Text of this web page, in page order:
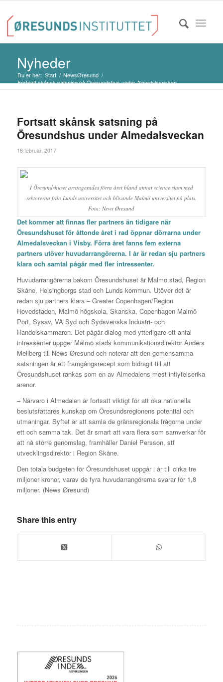
Nyheder
Du er her: Start / NewsØresund /
Fortsatt skånsk satsning på Öresundshus under Almedalsveckan
Fortsatt skånsk satsning på
Öresundshus under Almedalsveckan
18 februar, 2017
I Öresundshuset arrangerades förra året bland annat science slam med
rektorerna från Lunds universitet och blivande Malmö universitet på plats.
Foto: News Øresund
Det kommer att finnas fler partners än tidigare när
Öresundshuset för åttonde året i rad öppnar dörrarna under
Almedalsveckan i Visby. Förra året fanns fem externa
partners utöver huvudarrangörerna. I år är redan sju partners
klara och samtal pågår med fler intressenter.
Huvudarrangörerna bakom Öresundshuset är Malmö stad, Region
Skåne, Helsingborgs stad och Lunds kommun. Utöver det är
redan sju partners klara – Greater Copenhagen/Region
Hovedstaden, Malmö högskola, Skanska, Copenhagen Malmö
Port, Sysav, VA Syd och Sydsvenska Industri- och
Handelskammaren. Det pågår dialog med ytterligare ett antal
intressenter uppger Malmö stads kommunikationsdirektör Anders
Mellberg till News Øresund och noterar att den gemensamma
satsningen är ett framgångsrecept som bidragit till att
Öresundshuset rankas som en av Almedalens mest inflytelserika
arenor.
– Närvaro i Almedalen är fortsatt viktigt för att öka nationella
beslutsfattares kunskap om Öresundsregionens potential och
utmaningar. Syftet är att samla de gränsregionala frågorna under
ett och samma tak. Det är smart att vara flera som samverkar för
att nå större genomslag, framhåller Daniel Persson, stf
utvecklingsdirektör i Region Skåne.
Den totala budgeten för Öresundshuset uppgår i år till cirka tre
miljoner kronor, varav de fyra huvudarrangörerna svarar för 1,8
miljoner. (News Øresund)
Share this entry